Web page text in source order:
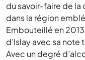
du savoir-faire de
dans la région
Embouteillé en
d’Islay avec sa
Avec un degré